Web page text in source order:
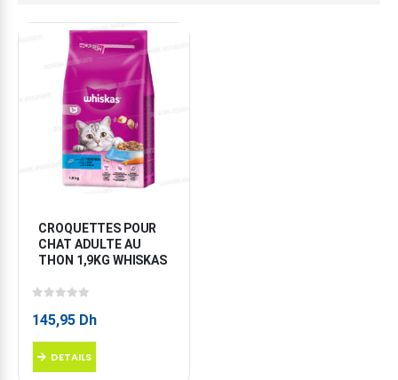
CROQUETTES POUR
CHAT ADULTE AU
THON 1,9KG WHISKAS
145,95 Dh
DETAILS